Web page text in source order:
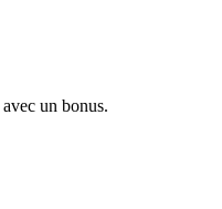
un bonus.